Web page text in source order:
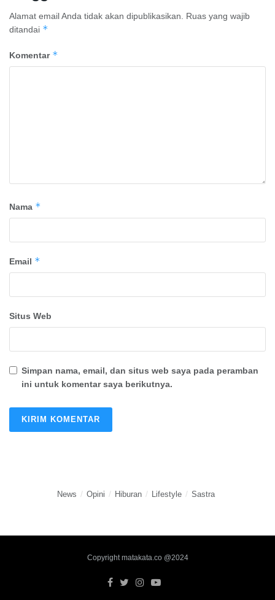
Alamat email Anda tidak akan dipublikasikan.
Ruas yang wajib
ditandai *
Komentar *
Nama *
Email *
Situs Web
Simpan nama, email, dan situs web saya pada peramban
ini untuk komentar saya berikutnya.
News Opini Hiburan Lifestyle Sastra
Copyright matakata.co @2024